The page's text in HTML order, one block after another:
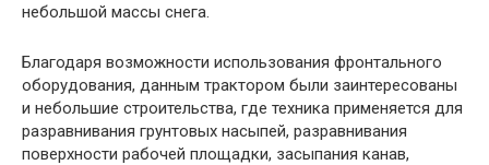
небольшой массы снега.
Благодаря возможности использования фронтального
оборудования, данным трактором были заинтересованы
и небольшие строительства, где техника применяется для
разравнивания грунтовых насыпей, разравнивания
поверхности рабочей площадки, засыпания канав,